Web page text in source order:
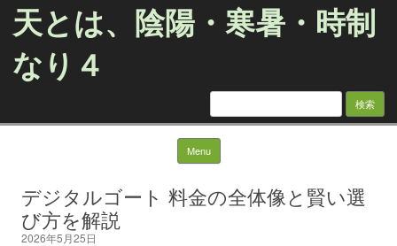
天とは、陰陽・寒暑・時制
なり４
検
Menu Skip to content
デジタルゴート 料金の全体像と賢い選
び方を解説
2026年5月25日